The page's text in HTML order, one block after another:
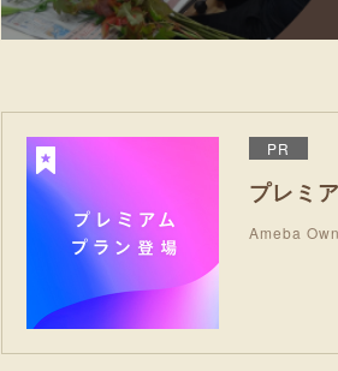
PR
プレミ
Ameba